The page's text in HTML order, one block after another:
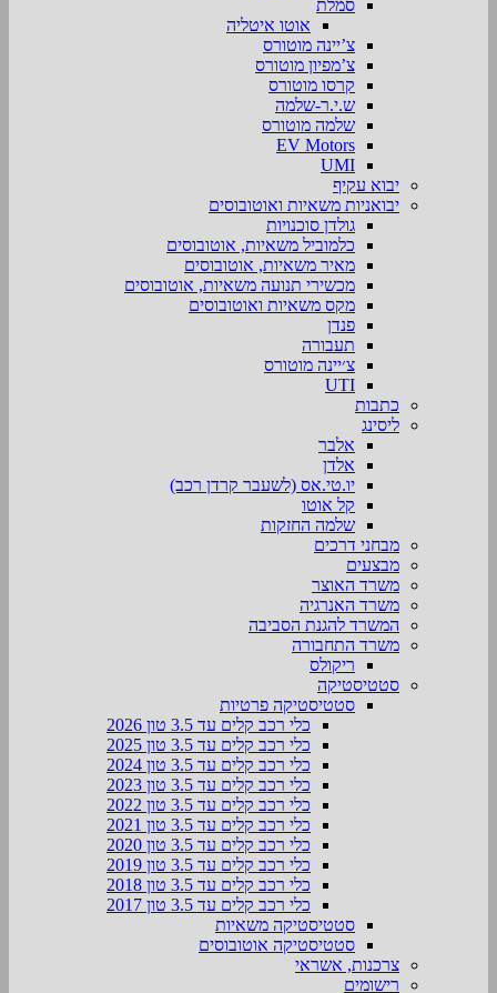
סמלת
אוטו איטליה
צ’יינה מוטורס
צ’מפיון מוטורס
קרסו מוטורס
ש.י.ר-שלמה
שלמה מוטורס
EV Motors
UMI
יבוא עקיף
יבואניות משאיות ואוטובוסים
גולדן סוכנויות
כלמוביל משאיות, אוטובוסים
מאיר משאיות, אוטובוסים
מכשירי תנועה משאיות, אוטובוסים
מקס משאיות ואוטובוסים
פנדן
תעבורה
צ׳יינה מוטורס
UTI
כתבות
ליסינג
אלבר
אלדן
יו.טי.אס (לשעבר קרדן רכב)
קל אוטו
שלמה החזקות
מבחני דרכים
מבצעים
משרד האוצר
משרד האנרגיה
המשרד להגנת הסביבה
משרד התחבורה
ריקולס
סטטיסטיקה
סטטיסטיקה פרטיות
כלי רכב קלים עד 3.5 טון 2026
כלי רכב קלים עד 3.5 טון 2025
כלי רכב קלים עד 3.5 טון 2024
כלי רכב קלים עד 3.5 טון 2023
כלי רכב קלים עד 3.5 טון 2022
כלי רכב קלים עד 3.5 טון 2021
כלי רכב קלים עד 3.5 טון 2020
כלי רכב קלים עד 3.5 טון 2019
כלי רכב קלים עד 3.5 טון 2018
כלי רכב קלים עד 3.5 טון 2017
סטטיסטיקה משאיות
סטטיסטיקה אוטובוסים
צרכנות, אשראי
רישומים